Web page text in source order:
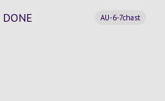
AU-6-7chast
DONE